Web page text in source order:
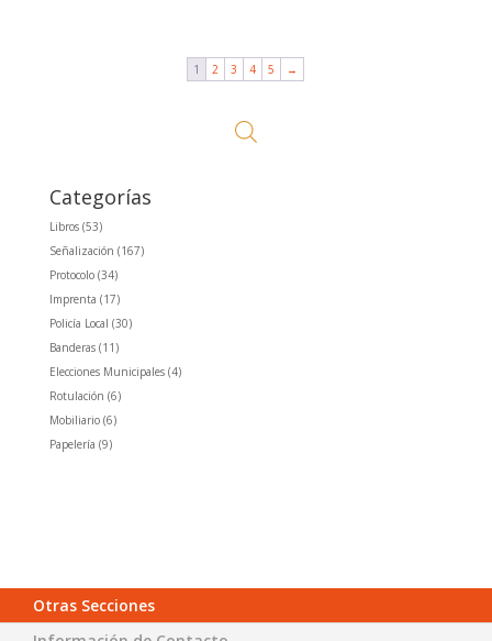
1 2 3 4 5 →
Categorías
Libros (53)
Señalización (167)
Protocolo (34)
Imprenta (17)
Policía Local (30)
Banderas (11)
Elecciones Municipales (4)
Rotulación (6)
Mobiliario (6)
Papelería (9)
Otras Secciones